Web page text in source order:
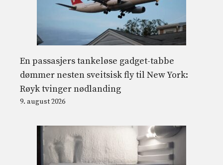
En passasjers tankeløse gadget-tabbe
dømmer nesten sveitsisk fly til New York:
Røyk tvinger nødlanding
9. august 2026